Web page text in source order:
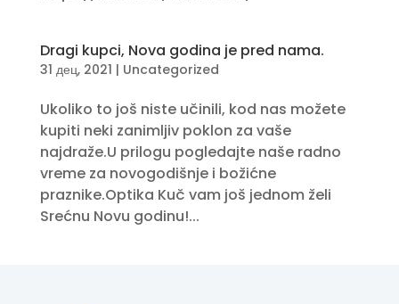
Dragi kupci, Nova godina je pred nama.
31 дец, 2021 | Uncategorized
Ukoliko to još niste učinili, kod nas možete
kupiti neki zanimljiv poklon za vaše
najdraže.U prilogu pogledajte naše radno
vreme za novogodišnje i božićne
praznike.Optika Kuč vam još jednom želi
Srećnu Novu godinu!...